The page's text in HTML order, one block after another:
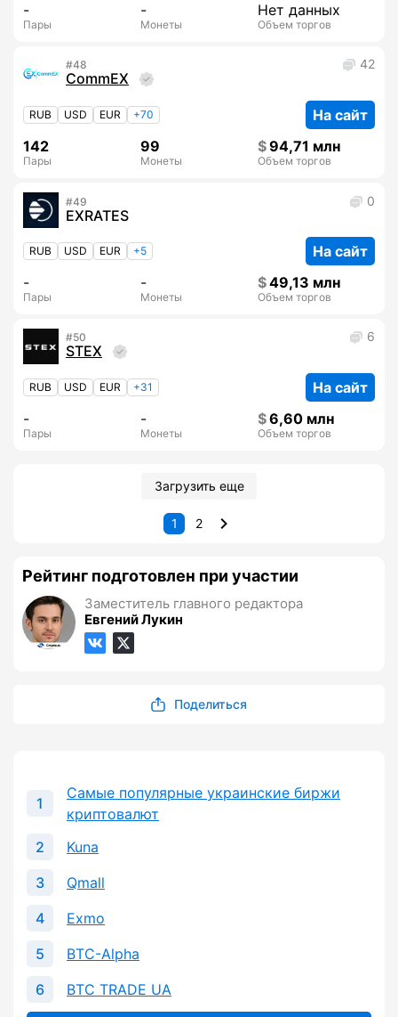
-
Пары
-
Монеты
Нет данных
Объем торгов
48
CommEX
42
RUB USD EUR +70
На сайт
142
Пары
99
Монеты
94,71 млн
Объем торгов
49
EXRATES
0
RUB USD EUR +5
На сайт
-
Пары
-
Монеты
49,13 млн
Объем торгов
50
STEX
6
RUB USD EUR +31
На сайт
-
Пары
-
Монеты
6,60 млн
Объем торгов
Загрузить еще
1 2
Рейтинг подготовлен при участии
Заместитель главного редактора
Евгений Лукин
Поделиться
Самые популярные украинские биржи
криптовалют
Kuna
Qmall
Exmo
BTC-Alpha
BTC TRADE UA